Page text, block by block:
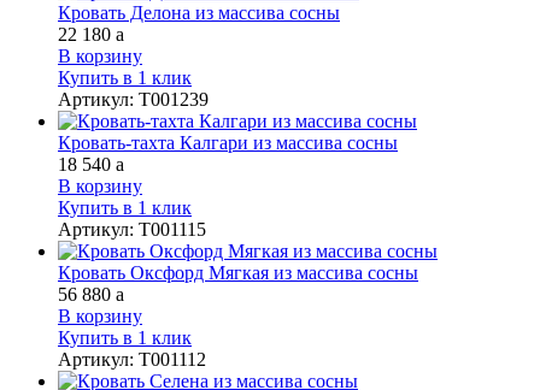
Кровать Делона из массива сосны
22 180 a
В корзину
Купить в 1 клик
Артикул: Т001239
Кровать-тахта Калгари из массива сосны
18 540 a
В корзину
Купить в 1 клик
Артикул: Т001115
Кровать Оксфорд Мягкая из массива сосны
56 880 a
В корзину
Купить в 1 клик
Артикул: Т001112